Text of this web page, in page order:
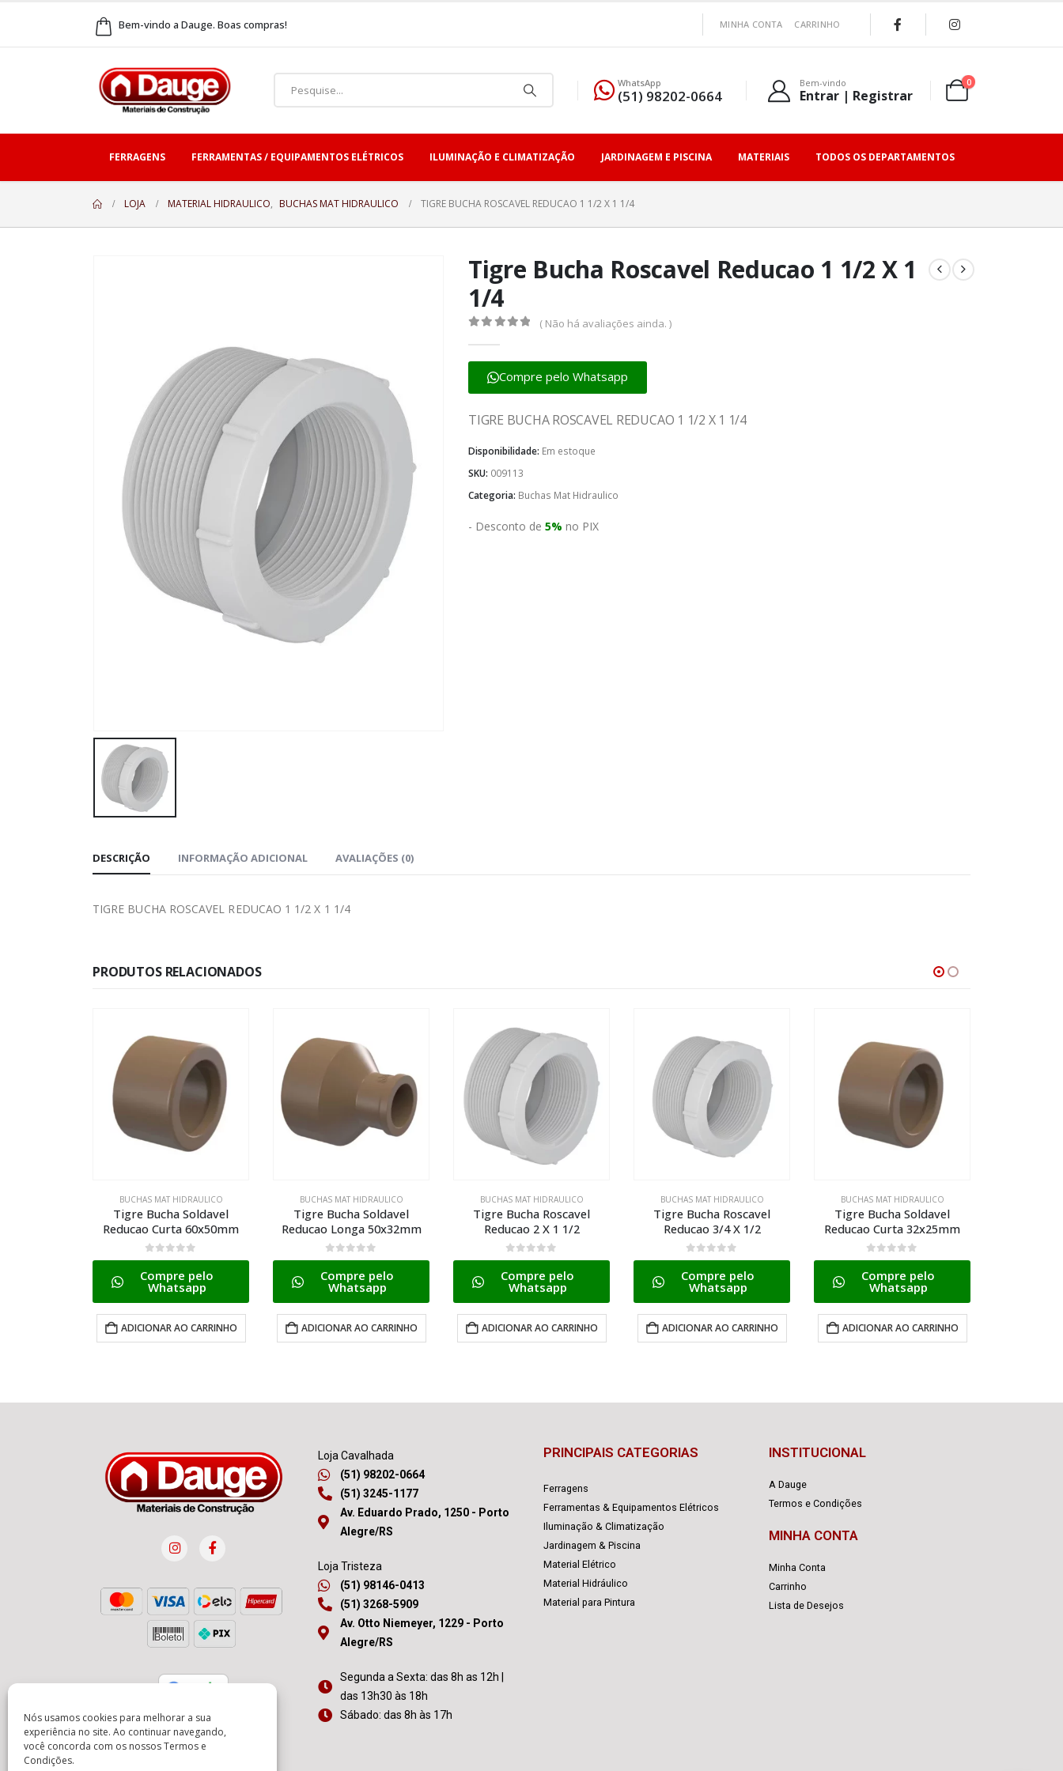
Nós usamos cookies para melhorar a sua
experiência no site. Ao continuar navegando,
você concorda com os nossosTermos e
Condições.
Bem-vindo a Dauge. Boas compras! MINHA CONTA CARRINHO
WhatsApp
(51) 98202-0664
Bem-vindo
Entrar | Registrar
0
FERRAGENS FERRAMENTAS / EQUIPAMENTOS ELÉTRICOS ILUMINAÇÃO E CLIMATIZAÇÃO JARDINAGEM E PISCINA MATERIAIS TODOS OS DEPARTAMENTOS
LOJA MATERIAL HIDRAULICO, BUCHAS MAT HIDRAULICO TIGRE BUCHA ROSCAVEL REDUCAO 1 1/2 X 1 1/4
Tigre Bucha Roscavel Reducao 1 1/2 X 1
1/4
( Não há avaliações ainda. )
Compre pelo Whatsapp
TIGRE BUCHA ROSCAVEL REDUCAO 1 1/2 X 1 1/4
Disponibilidade: Em estoque
SKU: 009113
Categoria: Buchas Mat Hidraulico
- Desconto de 5% no PIX
DESCRIÇÃO INFORMAÇÃO ADICIONAL AVALIAÇÕES (0)
TIGRE BUCHA ROSCAVEL REDUCAO 1 1/2 X 1 1/4
PRODUTOS RELACIONADOS
BUCHAS MAT HIDRAULICO
Tigre Bucha Soldavel
Reducao Longa 50x32mm
0de 5
Compre pelo
Whatsapp
ADICIONAR AO CARRINHO
BUCHAS MAT HIDRAULICO
Tigre Bucha Roscavel
Reducao 2 X 1 1/2
0de 5
Compre pelo
Whatsapp
ADICIONAR AO CARRINHO
BUCHAS MAT HIDRAULICO
Tigre Bucha Roscavel
Reducao 3/4 X 1/2
0de 5
Compre pelo
Whatsapp
ADICIONAR AO CARRINHO
BUCHAS MAT HIDRAULICO
Tigre Bucha Soldavel
Reducao Curta 32x25mm
0de 5
Compre pelo
Whatsapp
ADICIONAR AO CARRINHO
BUCHAS MAT HIDRAULICO
Tigre Bucha Soldavel
Reducao Longa 50x25mm
0de 5
Compre pelo
Whatsapp
ADICIONAR AO CARRINHO
Loja Cavalhada
(51) 98202-0664
(51) 3245-1177
Av. Eduardo Prado, 1250 - Porto
Alegre/RS
Loja Tristeza
(51) 98146-0413
(51) 3268-5909
Av. Otto Niemeyer, 1229 - Porto
Alegre/RS
Segunda a Sexta: das 8h as 12h |
das 13h30 às 18h
Sábado: das 8h às 17h
PRINCIPAIS CATEGORIAS
Ferragens
Ferramentas & Equipamentos Elétricos
Iluminação & Climatização
Jardinagem & Piscina
Material Elétrico
Material Hidráulico
Material para Pintura
INSTITUCIONAL
A Dauge
Termos e Condições
MINHA CONTA
Minha Conta
Carrinho
Lista de Desejos